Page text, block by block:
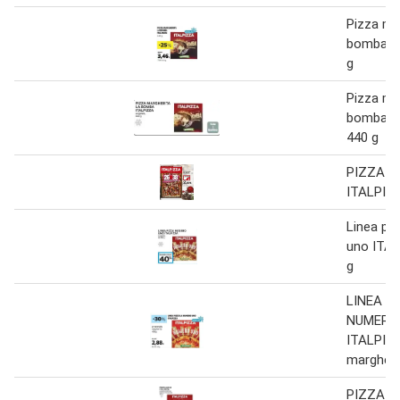
Pizza
bomba
g
Pizza
bomba
440 g
PIZZA
Linea
uno
g
LINEA
PIZZA